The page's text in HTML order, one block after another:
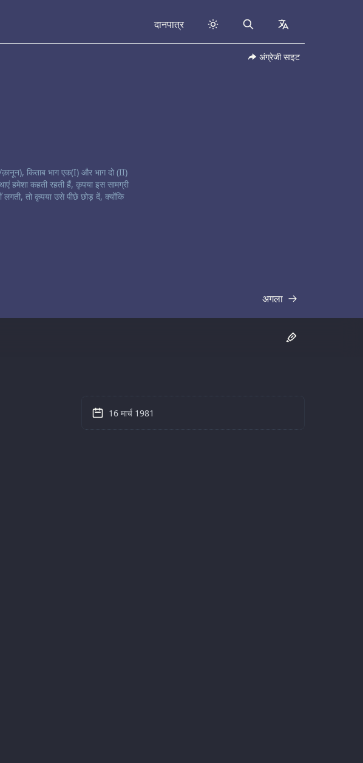
दानपात्र Search collapsed
अंग्रेजी साइट
किताब भाग एक(I) और भाग दो (II)
हमेशा कहती रहती हैं, कृपया इस सामग्री
तो कृपया उसे पीछे छोड़ दें, क्योंकि
अगला
प्रतिलिपि
16 मार्च 1981